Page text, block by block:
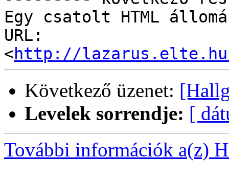
Egy csatolt HTML
URL:
<http://lazarus.elte.hu/
Következő üzenet:
Levelek sorrendje: [
További információk a(z)